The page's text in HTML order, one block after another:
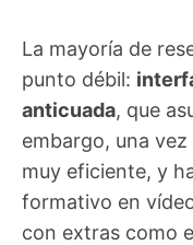
La mayoría de
punto débil:
anticuada, que
embargo, una
muy eficiente, y
formativo en
con extras como